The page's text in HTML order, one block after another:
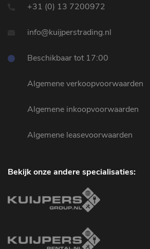
+31 (0) 13 7200972
info@kuijperstrading.nl
Beschikbaar tot 17:00
Algemene verkoopvoorwaarden
Algemene inkoopvoorwaarden
Algemene leasevoorwaarden
Bekijk onze andere specialisaties: